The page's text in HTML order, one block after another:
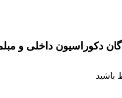
دکوراسیون داخلی و